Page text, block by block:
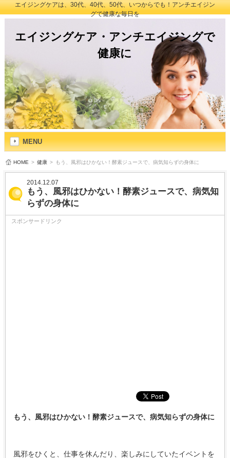
エイジングケアは、30代、40代、50代、いつからでも！アンチエイジン
グで健康な毎日を
エイジングケア・アンチエイジングで
健康に
MENU
HOME > 健康 > もう、風邪はひかない！酵素ジュースで、病気知らずの身体に
2014.12.07
もう、風邪はひかない！酵素ジュースで、病気知
らずの身体に
スポンサードリンク
もう、風邪はひかない！酵素ジュースで、病気知らずの身体に
風邪をひくと、仕事を休んだり、楽しみにしていたイベントを